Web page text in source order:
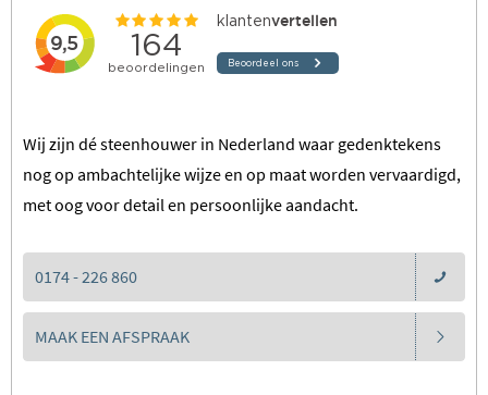
Wij zijn dé steenhouwer in Nederland waar gedenktekens
nog op ambachtelijke wijze en op maat worden vervaardigd,
met oog voor detail en persoonlijke aandacht.
0174 - 226 860
MAAK EEN AFSPRAAK